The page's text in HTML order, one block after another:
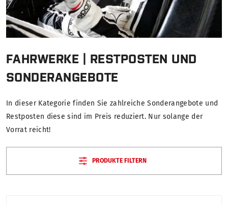
FAHRWERKE | RESTPOSTEN UND
SONDERANGEBOTE
In dieser Kategorie finden Sie zahlreiche Sonderangebote und
Restposten diese sind im Preis reduziert. Nur solange der
Vorrat reicht!
PRODUKTE FILTERN